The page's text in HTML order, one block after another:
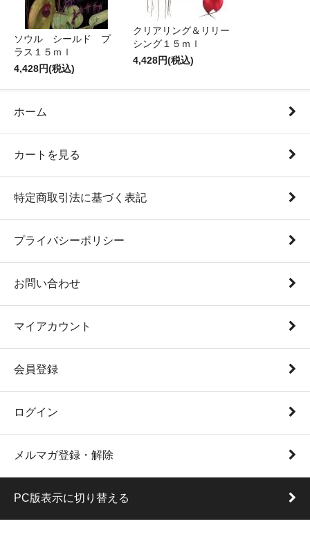
ソウル シールド プ
ラス１５ｍｌ
4,428円(税込)
クリアリング＆リリー
シング１５ｍｌ
4,428円(税込)
ホーム
カートを見る
特定商取引法に基づく表記
プライバシーポリシー
お問い合わせ
マイアカウント
会員登録
ログイン
メルマガ登録・解除
PC版表示に切り替える